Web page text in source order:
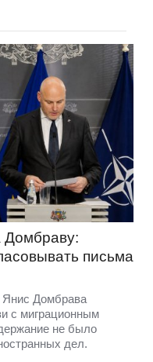
Домбраву:
письма
Янис Домбрава
с миграционным
не было
дел.